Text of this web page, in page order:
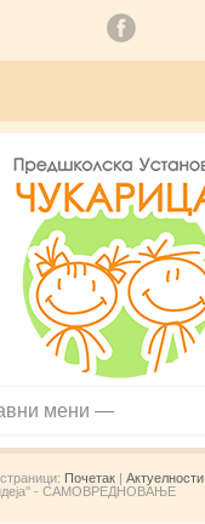
Почетак | Актуелности
- САМОВРЕДНОВАЊЕ